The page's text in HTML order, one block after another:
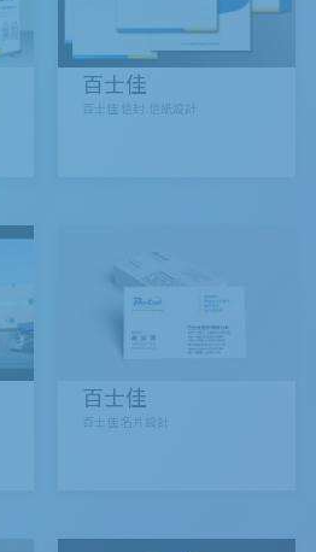
百士佳
百士佳 信封.信紙設計
百士佳
百士佳 名片設計